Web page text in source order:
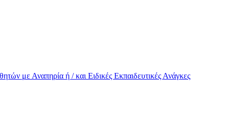
με Αναπηρία ή / και Eιδικές Εκπαιδευτικές Ανάγκες